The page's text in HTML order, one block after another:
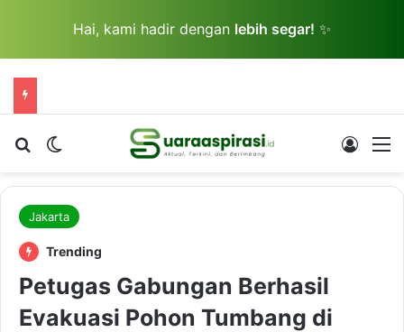
Hai, kami hadir dengan lebih segar! ✨
Cari berita...Switch skin Log In
Jakarta
Trending
Petugas Gabungan Berhasil
Evakuasi Pohon Tumbang di